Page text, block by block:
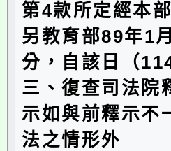
第4款所定經本
另教育部89年1
分，自該日（
三、復查司法院
示如與前釋示不
法之情形外